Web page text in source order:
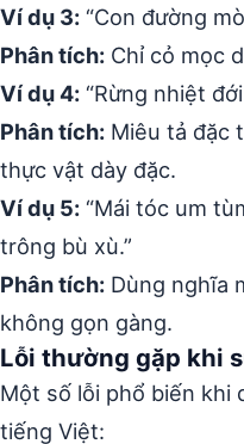
Ví dụ 3: “Con đường
Phân tích: Chỉ cỏ mọc
Ví dụ 4: “Rừng nhiệt
Phân tích: Miêu tả đặc
thực vật dày đặc.
Ví dụ 5: “Mái tóc um
trông bù xù.”
Phân tích: Dùng nghĩa
không gọn gàng.
Lỗi thường gặp khi
Một số lỗi phổ biến khi
tiếng Việt: